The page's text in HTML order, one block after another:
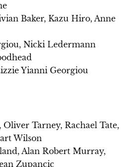
Baker, Kazu Hiro, Anne
Nicki Ledermann
Yianni Georgiou
Oliver Tarney, Rachael Tate,
Wilson
Alan Robert Murray,
Zupancic